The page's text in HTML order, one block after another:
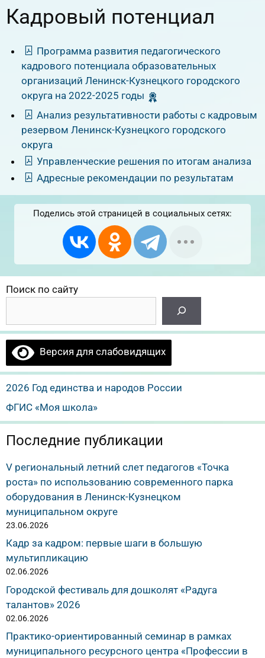
Кадровый потенциал
Программа развития педагогического
кадрового потенциала образовательных
организаций Ленинск-Кузнецкого городского
округа на 2022-2025 годы
Анализ результативности работы с кадровым
резервом Ленинск-Кузнецкого городского
округа
Управленческие решения по итогам анализа
Адресные рекомендации по результатам
Поделись этой страницей в социальных сетях:
Поиск по сайту
Версия для слабовидящих
2026 Год единства и народов России
ФГИС «Моя школа»
Последние публикации
V региональный летний слет педагогов «Точка
роста» по использованию современного парка
оборудования в Ленинск-Кузнецком
муниципальном округе
23.06.2026
Кадр за кадром: первые шаги в большую
мультипликацию
02.06.2026
Городской фестиваль для дошколят «Радуга
талантов» 2026
02.06.2026
Практико-ориентированный семинар в рамках
муниципального ресурсного центра «Профессии в